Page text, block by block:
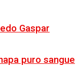
Gaspar
puro sangue